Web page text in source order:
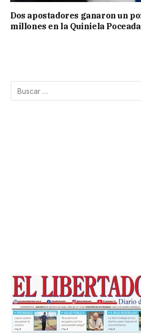
Dos apostadores ganaron un
millones en la Quiniela Poceada